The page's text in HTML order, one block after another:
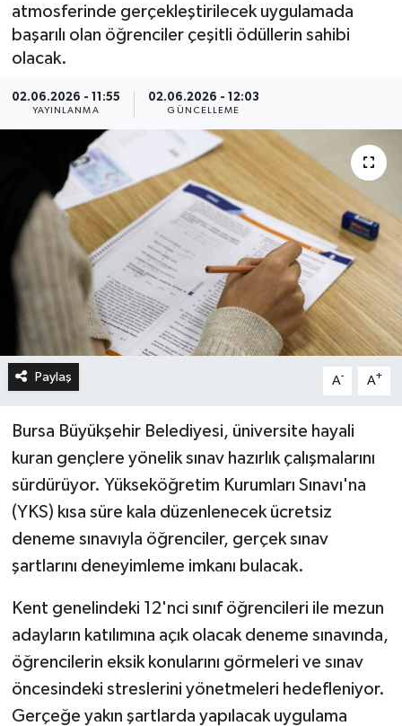
atmosferinde gerçekleştirilecek uygulamada
başarılı olan öğrenciler çeşitli ödüllerin sahibi
olacak.
02.06.2026 - 11:55
YAYINLANMA
02.06.2026 - 12:03
GÜNCELLEME
Paylaş A- A+
Bursa Büyükşehir Belediyesi, üniversite hayali
kuran gençlere yönelik sınav hazırlık çalışmalarını
sürdürüyor. Yükseköğretim Kurumları Sınavı'na
(YKS) kısa süre kala düzenlenecek ücretsiz
deneme sınavıyla öğrenciler, gerçek sınav
şartlarını deneyimleme imkanı bulacak.
Kent genelindeki 12'nci sınıf öğrencileri ile mezun
adayların katılımına açık olacak deneme sınavında,
öğrencilerin eksik konularını görmeleri ve sınav
öncesindeki streslerini yönetmeleri hedefleniyor.
Gerçeğe yakın şartlarda yapılacak uygulama
Haber Arşivi